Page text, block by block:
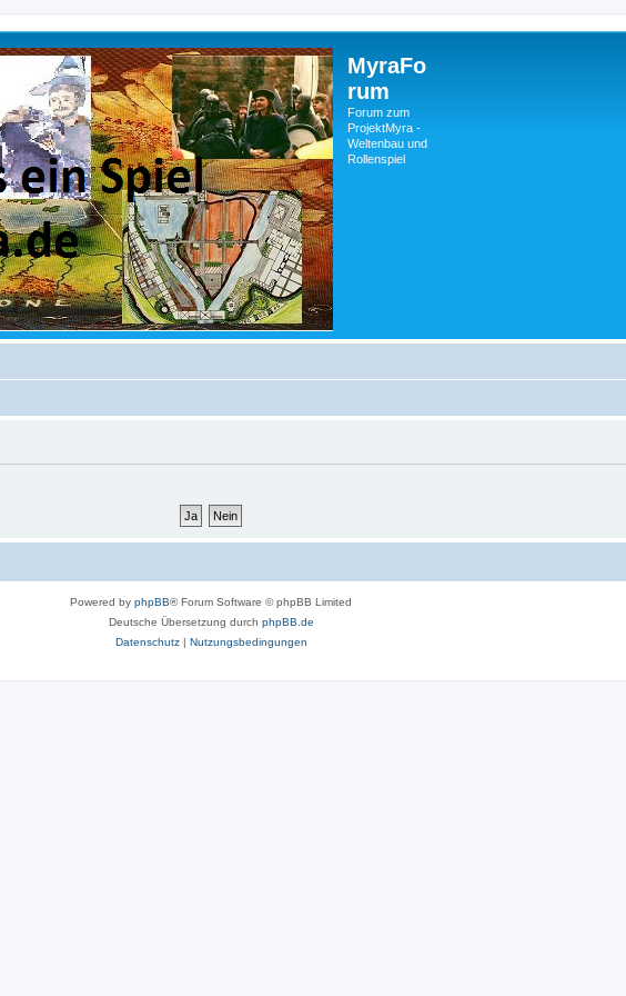
MyraFo
rum
Forum zum
ProjektMyra -
Weltenbau und
Rollenspiel
Powered by phpBB® Forum Software © phpBB Limited
Deutsche Übersetzung durch phpBB.de
Datenschutz| Nutzungsbedingungen